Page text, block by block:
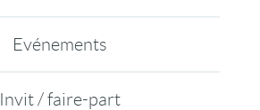
Evénements
Invit / faire-part